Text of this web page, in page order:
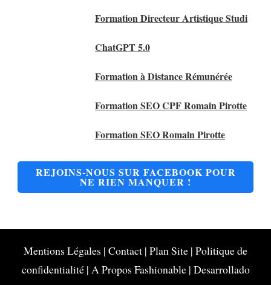
Formation Directeur Artistique Studi
ChatGPT 5.0
Formation à Distance Rémunérée
Formation SEO CPF Romain Pirotte
Formation SEO Romain Pirotte
REJOINS-NOUS SUR FACEBOOK POUR
NE RIEN MANQUER !
Mentions Légales | Contact | Plan Site | Politique de
confidentialité| A Propos Fashionable | Desarrollado